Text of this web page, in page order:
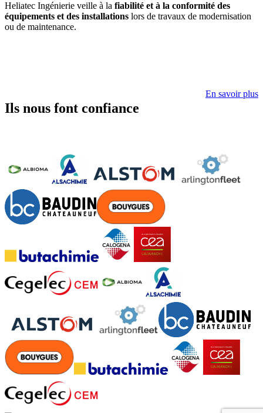
Heliatec Ingénierie veille à la fiabilité et à la conformité des
équipements et des installations lors de travaux de modernisation
ou de maintenance.
Ils nous font confiance
En savoir plus